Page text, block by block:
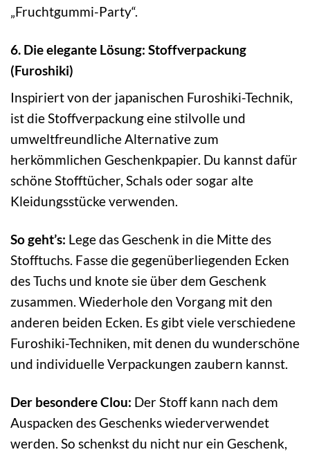
„Fruchtgummi-Party“.
6. Die elegante Lösung: Stoffverpackung
(Furoshiki)
Inspiriert von der japanischen Furoshiki-Technik,
ist die Stoffverpackung eine stilvolle und
umweltfreundliche Alternative zum
herkömmlichen Geschenkpapier. Du kannst dafür
schöne Stofftücher, Schals oder sogar alte
Kleidungsstücke verwenden.
So geht’s: Lege das Geschenk in die Mitte des
Stofftuchs. Fasse die gegenüberliegenden Ecken
des Tuchs und knote sie über dem Geschenk
zusammen. Wiederhole den Vorgang mit den
anderen beiden Ecken. Es gibt viele verschiedene
Furoshiki-Techniken, mit denen du wunderschöne
und individuelle Verpackungen zaubern kannst.
Der besondere Clou: Der Stoff kann nach dem
Auspacken des Geschenks wiederverwendet
werden. So schenkst du nicht nur ein Geschenk,